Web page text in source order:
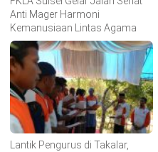
Anti Mager Harmoni
Kemanusiaan Lintas Agama
Lantik Pengurus di Takalar,